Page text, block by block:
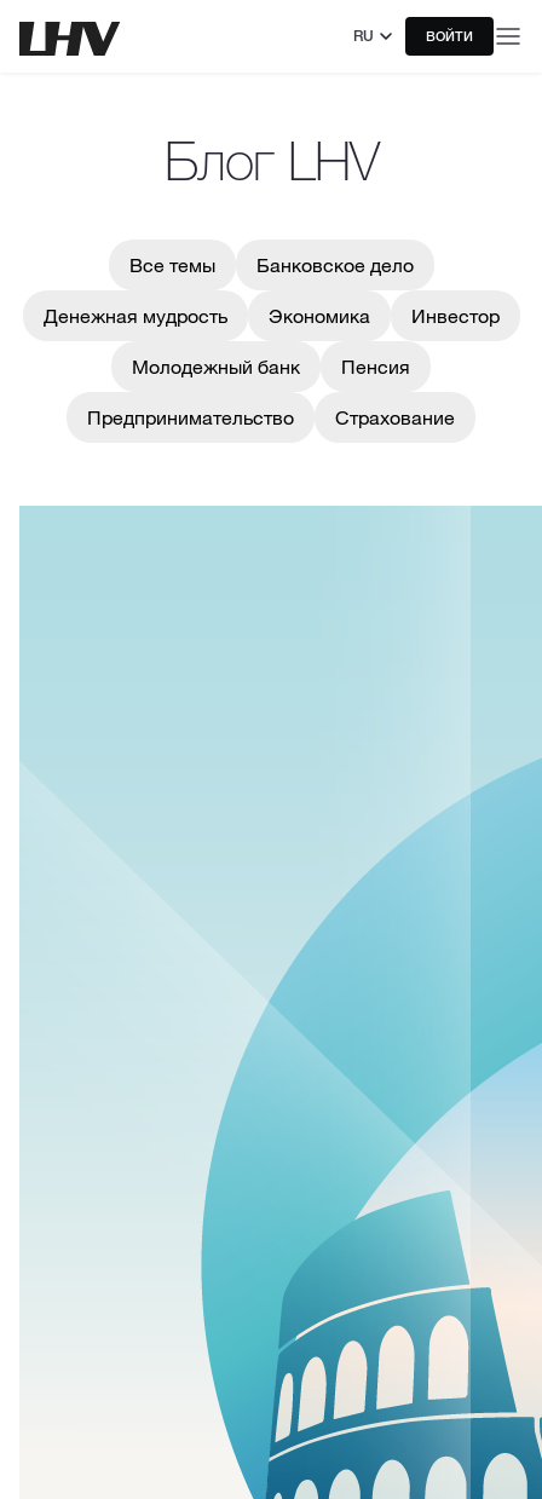
RU ВОЙТИ
Блог LHV
Все темы Банковское дело
Денежная мудрость Экономика Инвестор
Молодежный банк Пенсия
Предпринимательство Страхование